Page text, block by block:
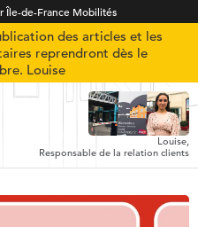
Île-de-France Mobilités
des articles et les
reprendront dès le
Louise
Louise,
Responsable de la relation clients